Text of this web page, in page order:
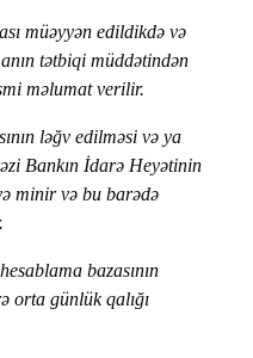
müəyyən edildikdə və
tətbiqi müddətindən
məlumat verilir.
ləğv edilməsi və ya
Bankın İdarə Heyətinin
minir və bu barədə
bazasının
orta günlük qalığı